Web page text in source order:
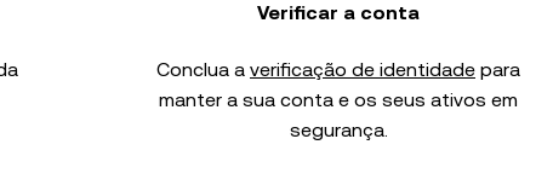
Verificar a conta
Conclua a verificação de identidade para
manter a sua conta e os seus ativos em
segurança.